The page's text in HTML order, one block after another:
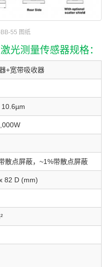
55 图纸
光测量传感器规格：
+宽带吸收器
散点屏蔽，~1%带散点屏蔽
82 D (mm)